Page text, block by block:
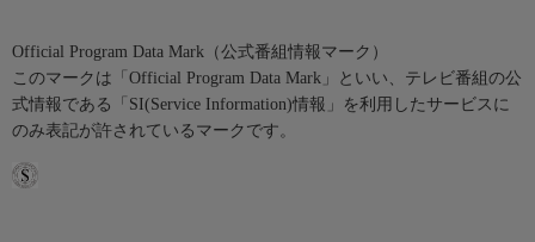
Official Program Data Mark（公式番組情報マーク）
このマークは「Official Program Data Mark」といい、テレビ番組の公
式情報である「SI(Service Information)情報」を利用したサービスに
のみ表記が許されているマークです。